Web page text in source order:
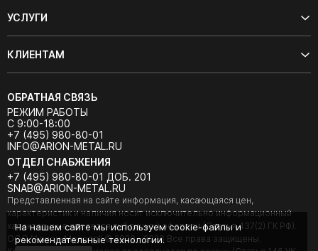
УСЛУГИ
КЛИЕНТАМ
ОБРАТНАЯ СВЯЗЬ
РЕЖИМ РАБОТЫ
С 9:00-18:00
+7 (495) 980-80-01
INFO@ARION-METAL.RU
ОТДЕЛ СНАБЖЕНИЯ
+7 (495) 980-80-01 ДОБ. 201
SNAB@ARION-METAL.RU
Представленная на сайте информация, касающаяся цен,
характеристик и наличия носит исключительно информационный
характер и не является публичной офертой (Статья 437(2) ГК РФ).
ООО "Арион-Металл" © 2020 - 2026 Все права защищены.
На нашем сайте мы используем cookie-файлы и
рекомендательные технологии.